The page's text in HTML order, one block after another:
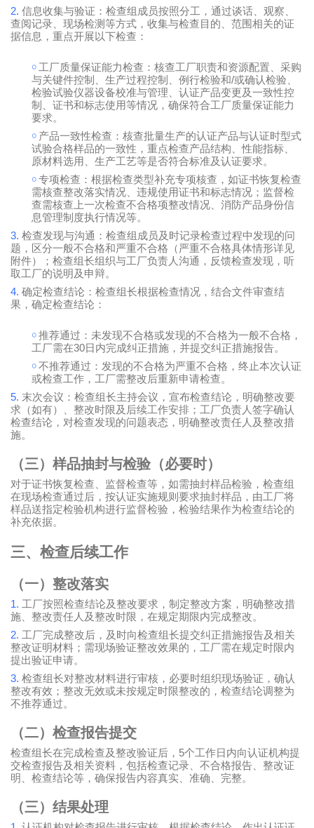
2. 信息收集与验证：检查组成员按照分工，通过谈话、观察、
查阅记录、现场检测等方式，收集与检查目的、范围相关的证
据信息，重点开展以下检查：
￮工厂质量保证能力检查：核查工厂职责和资源配置、采购
与关键件控制、生产过程控制、例行检验和/或确认检验、
检验试验仪器设备校准与管理、认证产品变更及一致性控
制、证书和标志使用等情况，确保符合工厂质量保证能力
要求。
￮ 产品一致性检查：核查批量生产的认证产品与认证时型式
试验合格样品的一致性，重点检查产品结构、性能指标、
原材料选用、生产工艺等是否符合标准及认证要求。
￮专项检查：根据检查类型补充专项核查，如证书恢复检查
需核查整改落实情况、违规使用证书和标志情况；监督检
查需核查上一次检查不合格项整改情况、消防产品身份信
息管理制度执行情况等。
3. 检查发现与沟通：检查组成员及时记录检查过程中发现的问
题，区分一般不合格和严重不合格（严重不合格具体情形详见
附件）；检查组长组织与工厂负责人沟通，反馈检查发现，听
取工厂的说明及申辩。
4. 确定检查结论：检查组长根据检查情况，结合文件审查结
果，确定检查结论：
￮推荐通过：未发现不合格或发现的不合格为一般不合格，
工厂需在30日内完成纠正措施，并提交纠正措施报告。
￮不推荐通过：发现的不合格为严重不合格，终止本次认证
或检查工作，工厂需整改后重新申请检查。
5. 末次会议：检查组长主持会议，宣布检查结论，明确整改要
求（如有）、整改时限及后续工作安排；工厂负责人签字确认
检查结论，对检查发现的问题表态，明确整改责任人及整改措
施。
（三）样品抽封与检验（必要时）
对于证书恢复检查、监督检查等，如需抽封样品检验，检查组
在现场检查通过后，按认证实施规则要求抽封样品，由工厂将
样品送指定检验机构进行监督检验，检验结果作为检查结论的
补充依据。
三、检查后续工作
（一）整改落实
1. 工厂按照检查结论及整改要求，制定整改方案，明确整改措
施、整改责任人及整改时限，在规定期限内完成整改。
2. 工厂完成整改后，及时向检查组长提交纠正措施报告及相关
整改证明材料；需现场验证整改效果的，工厂需在规定时限内
提出验证申请。
3. 检查组长对整改材料进行审核，必要时组织现场验证，确认
整改有效；整改无效或未按规定时限整改的，检查结论调整为
不推荐通过。
（二）检查报告提交
检查组长在完成检查及整改验证后， 5个工作日内向认证机构提
交检查报告及相关资料，包括检查记录、不合格报告、整改证
明、检查结论等，确保报告内容真实、准确、完整。
（三）结果处理